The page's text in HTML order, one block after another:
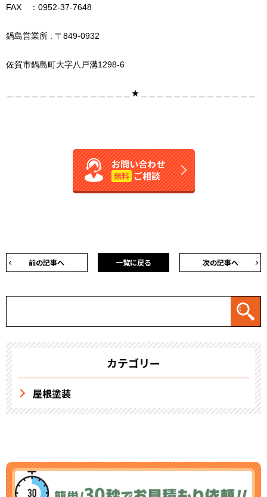
FAX ：0952-37-7648
鍋島営業所 : 〒849-0932
佐賀市鍋島町大字八戸溝1298-6
＿＿＿＿＿＿＿＿＿＿＿＿＿＿＿★＿＿＿＿＿＿＿＿＿＿＿＿＿＿
お問い合わせ
無料 ご相談
前の記事へ 次の記事へ
一覧に戻る
カテゴリー
屋根塗装